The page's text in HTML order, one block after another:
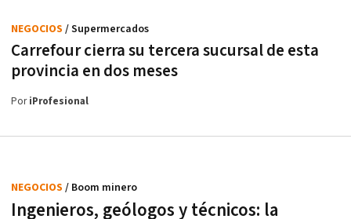
Carrefour cierra su tercera sucursal de esta
provincia en dos meses
NEGOCIOS / Supermercados
PoriProfesional
Ingenieros, geólogos y técnicos: la
NEGOCIOS / Boom minero